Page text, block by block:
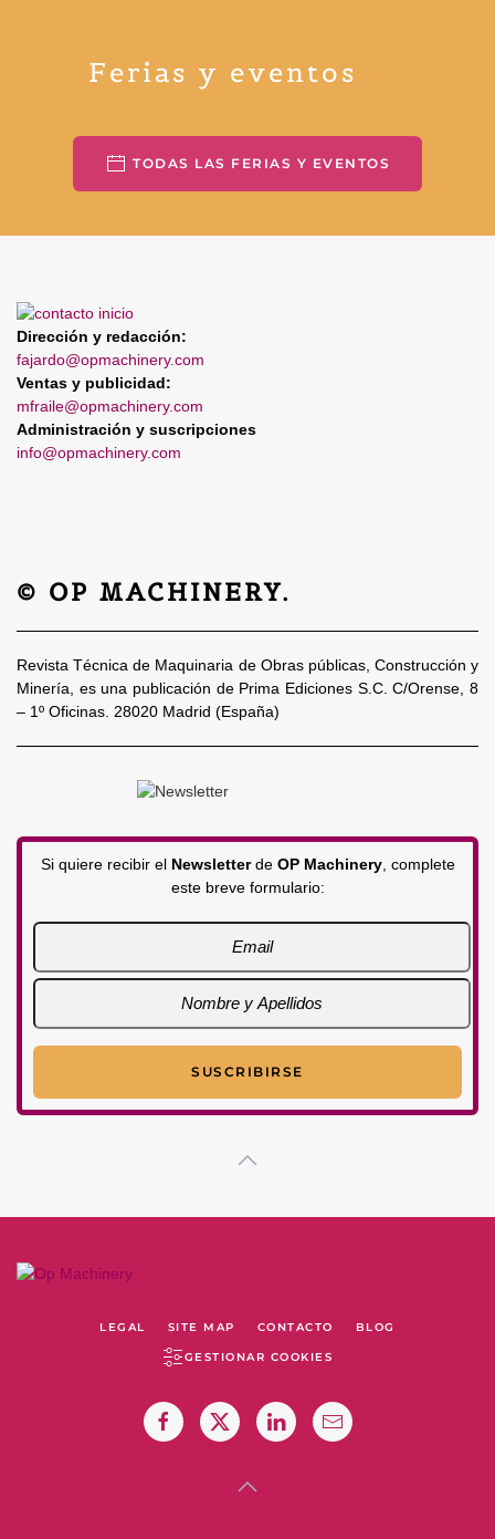
Ferias y eventos
TODAS LAS FERIAS Y EVENTOS
Dirección y redacción:
fajardo@opmachinery.com
Ventas y publicidad:
mfraile@opmachinery.com
Administración y suscripciones
info@opmachinery.com
© OP MACHINERY.
Revista Técnica de Maquinaria de Obras públicas, Construcción y
Minería, es una publicación de Prima Ediciones S.C. C/Orense, 8
– 1º Oficinas. 28020 Madrid (España)
Si quiere recibir el Newsletterde OP Machinery, complete
este breve formulario:
LEGAL SITE MAP CONTACTO BLOG
GESTIONAR COOKIES